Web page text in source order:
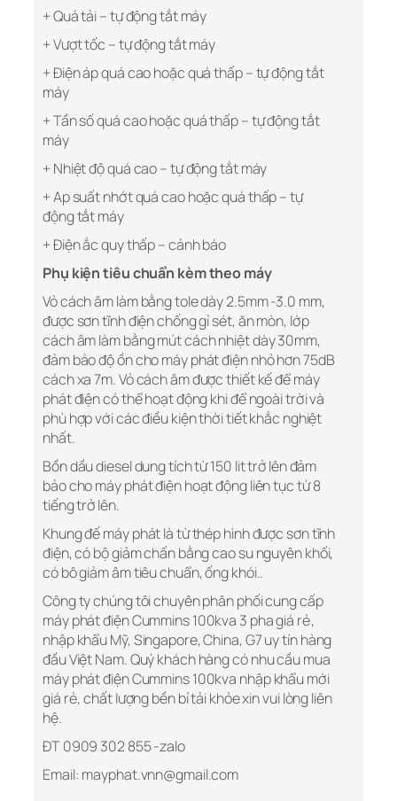
+ Quá tải – tự động tắt máy
+ Vượt tốc – tự động tắt máy
+ Điện áp quá cao hoặc quá thấp – tự động tắt
máy
+ Tần số quá cao hoặc quá thấp – tự động tắt
máy
+ Nhiệt độ quá cao – tự động tắt máy
+ Ap suất nhớt quá cao hoặc quá thấp – tự
động tắt máy
+ Điện ắc quy thấp – cảnh báo
Phụ kiện tiêu chuẩn kèm theo máy
Vỏ cách âm làm bằng tole dày 2.5mm -3.0 mm,
được sơn tĩnh điện chống gỉ sét, ăn mòn, lớp
cách âm làm bằng mút cách nhiệt dày 30mm,
đảm bảo độ ồn cho máy phát điện nhỏ hơn 75dB
cách xa 7m. Vỏ cách âm được thiết kế để máy
phát điện có thể hoạt động khi để ngoài trời và
phù hợp với các điều kiện thời tiết khắc nghiệt
nhất.
Bồn dầu diesel dung tích từ 150 lit trở lên đảm
bảo cho máy phát điện hoạt động liên tục từ 8
tiếng trở lên.
Khung đế máy phát là từ thép hình được sơn tĩnh
điện, có bộ giảm chấn bằng cao su nguyên khối,
có bô giảm âm tiêu chuẩn, ống khói..
Công ty chúng tôi chuyên phân phối cung cấp
máy phát điện Cummins 100kva 3 pha giá rẻ,
nhập khẩu Mỹ, Singapore, China, G7 uy tín hàng
đầu Việt Nam. Quý khách hàng có nhu cầu mua
máy phát điện Cummins 100kva nhập khẩu mới
giá rẻ, chất lượng bền bỉ tải khỏe xin vui lòng liên
hệ.
ĐT 0909 302 855 -zalo
Email: mayphat.vnn@gmail.com